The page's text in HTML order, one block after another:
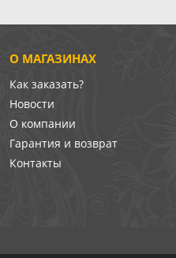
О МАГАЗИНАХ
Как заказать?
Новости
О компании
Гарантия и возврат
Контакты